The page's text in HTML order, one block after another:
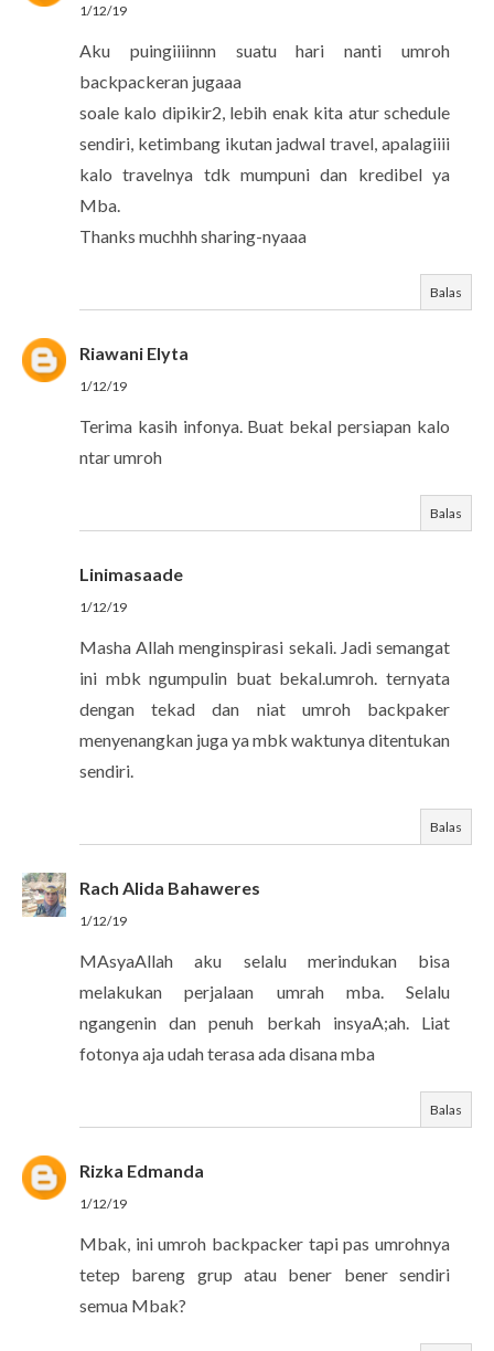
1/12/19
Aku puingiiiinnn suatu hari nanti umroh
backpackeran jugaaa
soale kalo dipikir2, lebih enak kita atur schedule
sendiri, ketimbang ikutan jadwal travel, apalagiiii
kalo travelnya tdk mumpuni dan kredibel ya
Mba.
Thanks muchhh sharing-nyaaa
Balas
Riawani Elyta
1/12/19
Terima kasih infonya. Buat bekal persiapan kalo
ntar umroh
Balas
Linimasaade
1/12/19
Masha Allah menginspirasi sekali. Jadi semangat
ini mbk ngumpulin buat bekal.umroh. ternyata
dengan tekad dan niat umroh backpaker
menyenangkan juga ya mbk waktunya ditentukan
sendiri.
Balas
Rach Alida Bahaweres
1/12/19
MAsyaAllah aku selalu merindukan bisa
melakukan perjalaan umrah mba. Selalu
ngangenin dan penuh berkah insyaA;ah. Liat
fotonya aja udah terasa ada disana mba
Balas
Rizka Edmanda
1/12/19
Mbak, ini umroh backpacker tapi pas umrohnya
tetep bareng grup atau bener bener sendiri
semua Mbak?